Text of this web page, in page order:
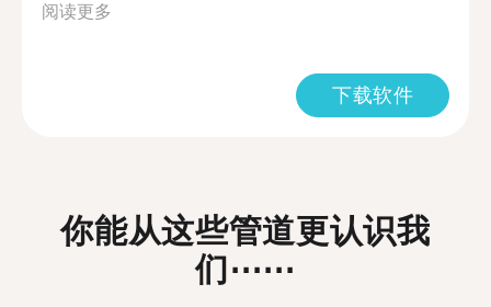
阅读更多
下载软件
你能从这些管道更认识我
们⋯⋯